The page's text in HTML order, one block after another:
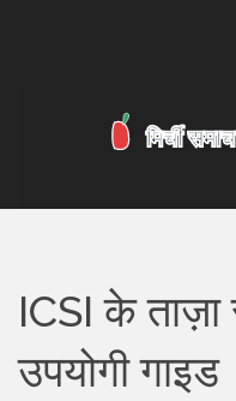
ICSI के
उपयोगी गाइड